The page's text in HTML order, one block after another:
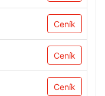
Ceník
Ceník
Ceník